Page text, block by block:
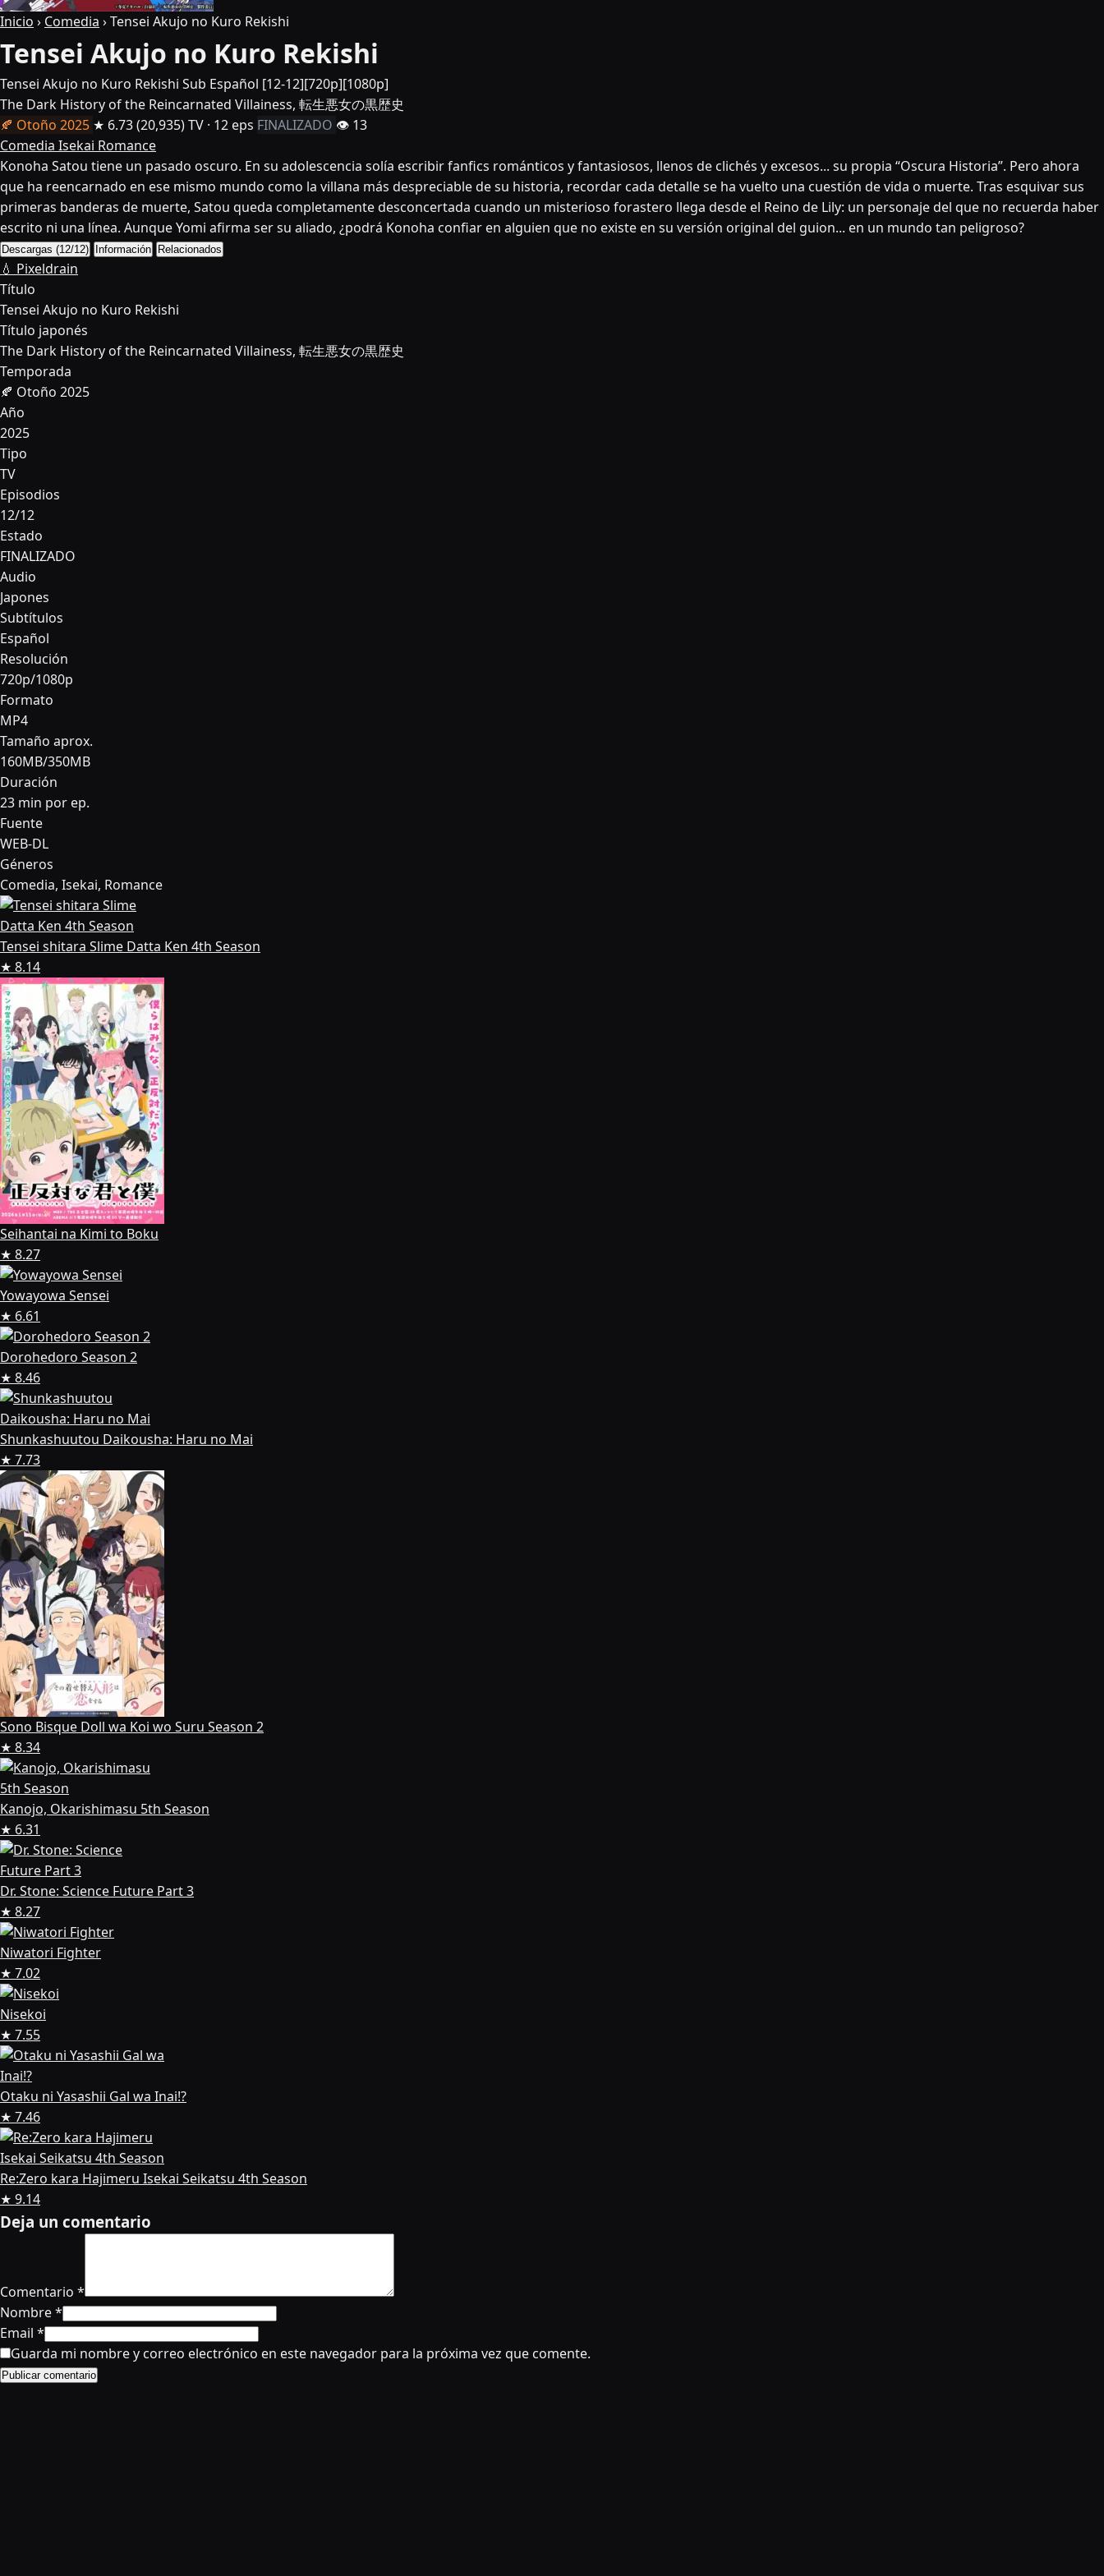
Inicio › Comedia ›Tensei Akujo no Kuro Rekishi
Tensei Akujo no Kuro Rekishi
Tensei Akujo no Kuro Rekishi Sub Español [12-12][720p][1080p]
The Dark History of the Reincarnated Villainess, 転生悪女の黒歴史
🍂 Otoño 2025 ★ 6.73(20,935)TV · 12 eps FINALIZADO 👁 13
Comedia Isekai Romance
Konoha Satou tiene un pasado oscuro. En su adolescencia solía escribir fanfics románticos y fantasiosos, llenos de clichés y excesos... su propia “Oscura Historia”. Pero ahora
que ha reencarnado en ese mismo mundo como la villana más despreciable de su historia, recordar cada detalle se ha vuelto una cuestión de vida o muerte. Tras esquivar sus
primeras banderas de muerte, Satou queda completamente desconcertada cuando un misterioso forastero llega desde el Reino de Lily: un personaje del que no recuerda haber
escrito ni una línea. Aunque Yomi afirma ser su aliado, ¿podrá Konoha confiar en alguien que no existe en su versión original del guion... en un mundo tan peligroso?
Descargas (12/12) Información Relacionados
💧 Pixeldrain
Título
Tensei Akujo no Kuro Rekishi
Título japonés
The Dark History of the Reincarnated Villainess, 転生悪女の黒歴史
Temporada
🍂 Otoño 2025
Año
2025
Tipo
TV
Episodios
12/12
Estado
FINALIZADO
Audio
Japones
Subtítulos
Español
Resolución
720p/1080p
Formato
MP4
Tamaño aprox.
160MB/350MB
Duración
23 min por ep.
Fuente
WEB-DL
Géneros
Comedia, Isekai, Romance
Tensei shitara Slime Datta Ken 4th Season
★ 8.14
Seihantai na Kimi to Boku
★ 8.27
Yowayowa Sensei
★ 6.61
Dorohedoro Season 2
★ 8.46
Shunkashuutou Daikousha: Haru no Mai
★ 7.73
Sono Bisque Doll wa Koi wo Suru Season 2
★ 8.34
Kanojo, Okarishimasu 5th Season
★ 6.31
Dr. Stone: Science Future Part 3
★ 8.27
Niwatori Fighter
★ 7.02
Nisekoi
★ 7.55
Otaku ni Yasashii Gal wa Inai!?
★ 7.46
Re:Zero kara Hajimeru Isekai Seikatsu 4th Season
★ 9.14
Deja un comentario
Comentario *
Nombre*
Email *
Guarda mi nombre y correo electrónico en este navegador para la próxima vez que comente.
Publicar comentario